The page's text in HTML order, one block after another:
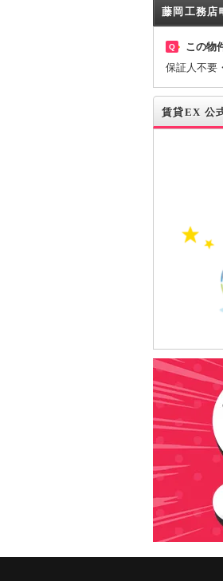
藤岡工務店
Q
この物
保証人不要
賃貸EX 公